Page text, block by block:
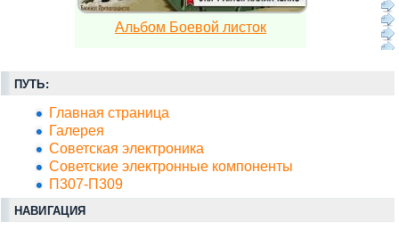
Альбом Боевой листок
ПУТЬ:
Главная страница
Галерея
Советская электроника
Советские электронные компоненты
П307-П309
НАВИГАЦИЯ